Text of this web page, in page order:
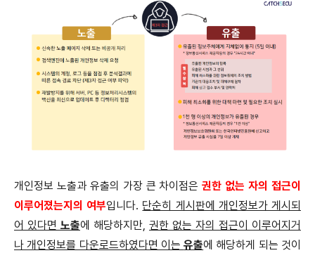
개인정보 노출과 유출의 가장 큰 차이점은권한 없는 자의 접근이
이루어졌는지의 여부입니다. 단순히 게시판에 개인정보가 게시되
어 있다면 노출에 해당하지만, 권한 없는 자의 접근이 이루어지거
나 개인정보를 다운로드하였다면 이는유출에 해당하게 되는 것이